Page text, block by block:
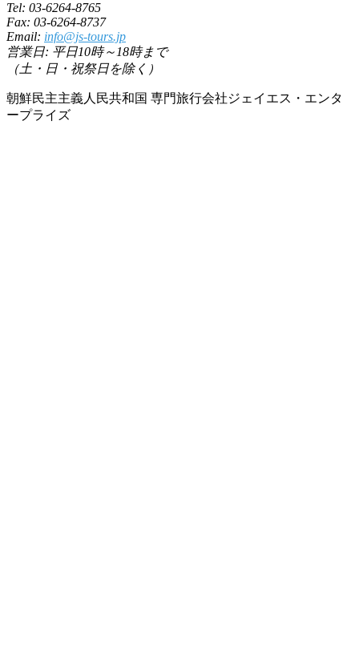
Tel: 03-6264-8765
Fax: 03-6264-8737
Email: info@js-tours.jp
営業日: 平日10時～18時まで
（土・日・祝祭日を除く）
朝鮮民主主義人民共和国 専門旅行会社ジェイエス・エンタ
ープライズ